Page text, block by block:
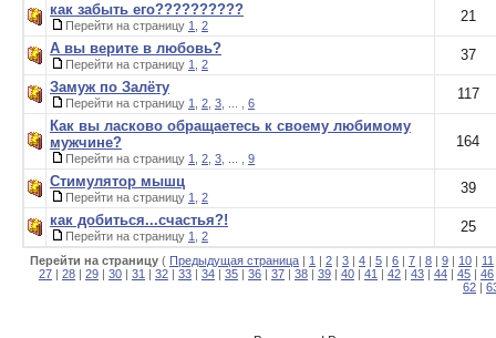
как забыть его??????????
Перейти на страницу 1 2
21
А вы верите в любовь?
Перейти на страницу 1 2
37
Замуж по Залёту
Перейти на страницу 1 2 3 6
117
Как вы ласково обращаетесь к своему любимому
мужчине?
Перейти на страницу 1 2 3 9
164
Стимулятор мышц
Перейти на страницу 1 2
39
как добиться...счастья?!
Перейти на страницу 1 2
25
Перейти на страницу ( Предыдущая страница | 1 | 2 | 3 | 4 | 5 | 6 | 7 | 8 | 9 | 10 | 11
27 | 28 | 29 | 30 | 31 | 32 | 33 | 34 | 35 | 36 | 37 | 38 | 39 | 40 | 41 | 42 | 43 | 44 | 45 | 46
62 |